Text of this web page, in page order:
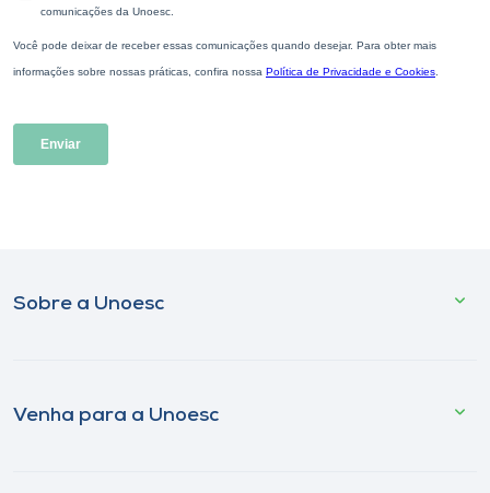
Sobre a Unoesc
Venha para a Unoesc